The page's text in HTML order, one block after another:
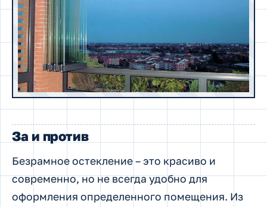
За и против
Безрамное остекление – это красиво и
современно, но не всегда удобно для
оформления определенного помещения. Из